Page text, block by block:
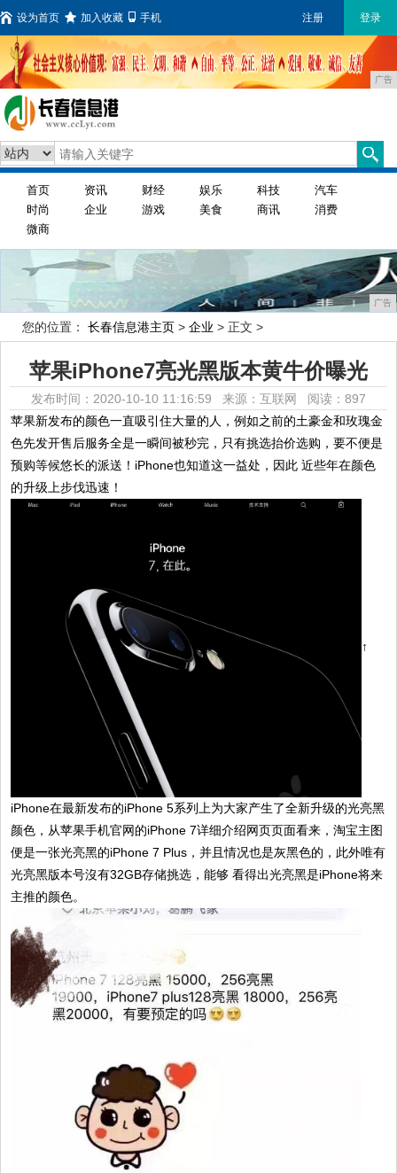
设为首页 加入收藏 手机 注册 登录
广告
首页 资讯 财经 娱乐 科技
汽车
时尚
企业 游戏 美食 商讯
消费
微商
广告
您的位置： 长春信息港主页 > 企业 > 正文 >
苹果iPhone7亮光黑版本黄牛价曝光
发布时间：2020-10-10 11:16:59 来源：互联网 阅读：897
苹果新发布的颜色一直吸引住大量的人，例如之前的土豪金和玫瑰金
色先发开售后服务全是一瞬间被秒完，只有挑选抬价选购，要不便是
预购等候悠长的派送！iPhone也知道这一益处，因此 近些年在颜色
的升级上步伐迅速！
↑
iPhone在最新发布的iPhone 5系列上为大家产生了全新升级的光亮黑
颜色，从苹果手机官网的iPhone 7详细介绍网页页面看来，淘宝主图
便是一张光亮黑的iPhone 7 Plus，并且情况也是灰黑色的，此外唯有
光亮黑版本号沒有32GB存储挑选，能够 看得出光亮黑是iPhone将来
主推的颜色。